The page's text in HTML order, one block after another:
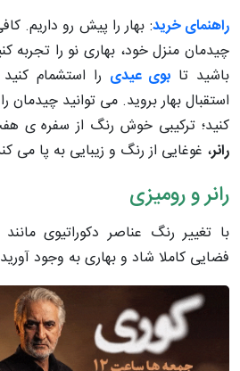
راهنمای خرید: بهار را پیش رو داریم.
چیدمان منزل خود، بهاری نو را تجربه
باشید تا بوی عیدی را استشمام
استقبال بهار بروید. می توانید چیدمان
کنید؛ ترکیبی خوش رنگ از سفره ی
رانر، غوغایی از رنگ و زیبایی به پا می
رانر و رومیزی
با تغییر رنگ عناصر دکوراتیوی
فضایی کاملا شاد و بهاری به وجود